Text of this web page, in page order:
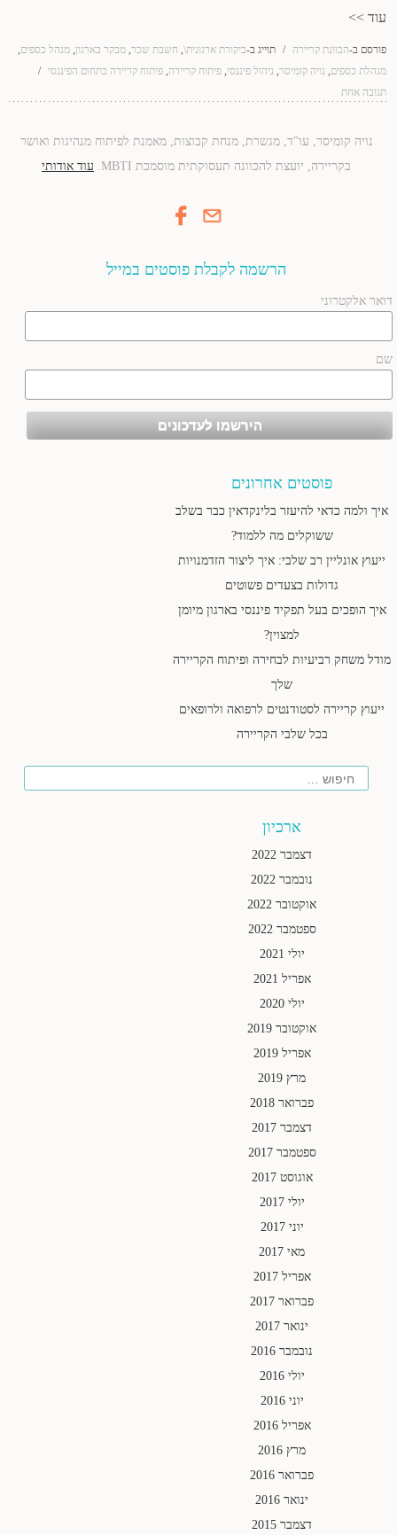
עוד >>
פורסם ב-הכוונת קריירה / תוייג ב-ביקורת ארגונית\, חשבת שכר, מבקר בארגון, מנהל כספים,
מנהלת כספים, נויה קומיסר, ניהול פיננסי, פיתוח קריירה, פיתוח קריירה בתחום הפיננסי /
תגובה אחת
נויה קומיסר, עו"ד, מגשרת, מנחת קבוצות, מאמנת לפיתוח מנהיגות ואושר
בקריירה, יועצת להכוונה תעסוקתית מוסמכת MBTI.
עוד אודותי
הרשמה לקבלת פוסטים במייל
דואר אלקטרוני
שם
פוסטים אחרונים
איך ולמה כדאי להיעזר בלינקדאין כבר בשלב
ששוקלים מה ללמוד?
ייעוץ אונליין רב שלבי: איך ליצור הזדמנויות
גדולות בצעדים פשוטים
איך הופכים בעל תפקיד פיננסי בארגון מיומן
למצוין?
מודל משחק רביעיות לבחירה ופיתוח הקריירה
שלך
ייעוץ קריירה לסטודנטים לרפואה ולרופאים
בכל שלבי הקריירה
חיפוש
ארכיון
דצמבר 2022
נובמבר 2022
אוקטובר 2022
ספטמבר 2022
יולי 2021
אפריל 2021
יולי 2020
אוקטובר 2019
אפריל 2019
מרץ 2019
פברואר 2018
דצמבר 2017
ספטמבר 2017
אוגוסט 2017
יולי 2017
יוני 2017
מאי 2017
אפריל 2017
פברואר 2017
ינואר 2017
נובמבר 2016
יולי 2016
יוני 2016
אפריל 2016
מרץ 2016
פברואר 2016
ינואר 2016
דצמבר 2015